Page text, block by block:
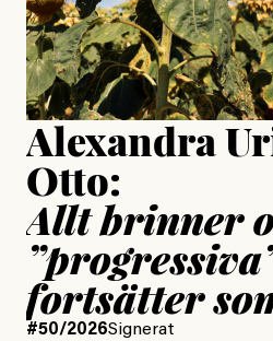
Publicerad15 July, 2026
Uppdaterad15 July, 2026
Alexandra
Otto:
Allt brinner
fortsätter
#50/2026Signerat